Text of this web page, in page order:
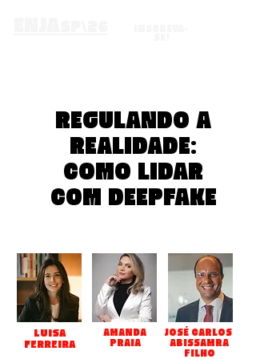
REGULANDO A
REALIDADE:
COMO LIDAR
COM DEEPFAKE
LUISA
FERREIRA
AMANDA
PRAIA
JOSÉ CARLOS
ABISSAMRA
FILHO